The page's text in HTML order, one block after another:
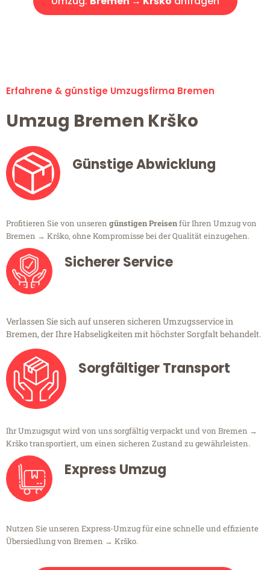
Erfahrene & günstige Umzugsfirma Bremen
Umzug Bremen Krško
Günstige Abwicklung
Profitieren Sie von unseren günstigen Preisenfür Ihren Umzug von
Bremen → Krško, ohne Kompromisse bei der Qualität einzugehen.
Sicherer Service
Verlassen Sie sich auf unseren sicheren Umzugsservice in
Bremen, der Ihre Habseligkeiten mit höchster Sorgfalt behandelt.
Sorgfältiger Transport
Ihr Umzugsgut wird von uns sorgfältig verpackt und von Bremen →
Krško transportiert, um einen sicheren Zustand zu gewährleisten.
Express Umzug
Nutzen Sie unseren Express-Umzug für eine schnelle und effiziente
Übersiedlung von Bremen → Krško.